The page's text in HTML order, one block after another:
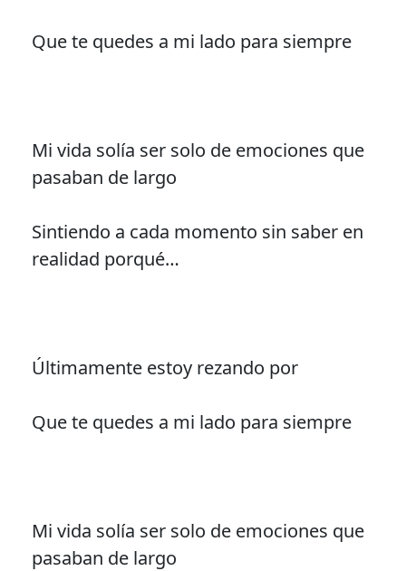
Que te quedes a mi lado para siempre
Mi vida solía ser solo de emociones que
pasaban de largo
Sintiendo a cada momento sin saber en
realidad porqué…
Últimamente estoy rezando por
Que te quedes a mi lado para siempre
Mi vida solía ser solo de emociones que
pasaban de largo